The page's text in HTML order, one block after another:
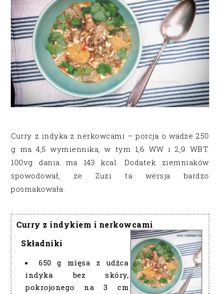
Curry z indyka z nerkowcami – porcja o wadze 250
g ma 4,5 wymiennika, w tym 1,6 WW i 2,9 WBT.
100vg dania ma 143 kcal. Dodatek ziemniaków
spowodował, że Zuzi ta wersja bardzo
posmakowała.
Curry z indykiem i nerkowcami
Składniki
650 g mięsa z udźca
indyka bez skóry,
pokrojonego na 3 cm